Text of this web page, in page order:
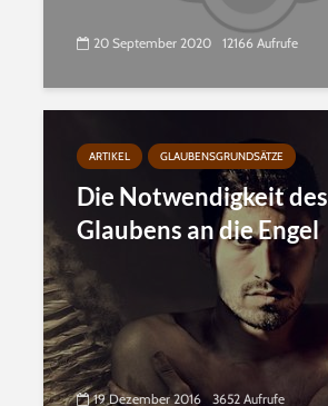
20 September 2020 12166 Aufrufe
ARTIKEL GLAUBENSGRUNDSÄTZE
Die Notwendigkeit des
Glaubens an die Engel
19 Dezember 2016 3652 Aufrufe